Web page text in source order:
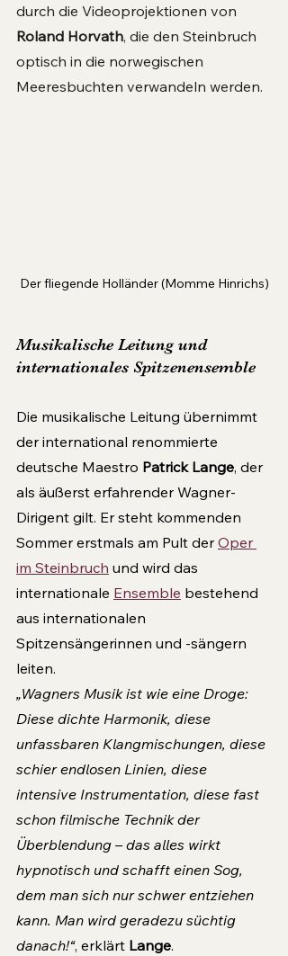
durch die Videoprojektionen von
Roland Horvath, die den Steinbruch
optisch in die norwegischen
Meeresbuchten verwandeln werden.
Der fliegende Holländer (Momme Hinrichs)
Musikalische Leitung und
internationales Spitzenensemble
Die musikalische Leitung übernimmt
der international renommierte
deutsche Maestro Patrick Lange, der
als äußerst erfahrender Wagner-
Dirigent gilt. Er steht kommenden
Sommer erstmals am Pult der Oper
im Steinbruch und wird das
internationale Ensemble bestehend
aus internationalen
Spitzensängerinnen und -sängern
leiten.
„Wagners Musik ist wie eine Droge:
Diese dichte Harmonik, diese
unfassbaren Klangmischungen, diese
schier endlosen Linien, diese
intensive Instrumentation, diese fast
schon filmische Technik der
Überblendung – das alles wirkt
hypnotisch und schafft einen Sog,
dem man sich nur schwer entziehen
kann. Man wird geradezu süchtig
danach!“, erklärt Lange.